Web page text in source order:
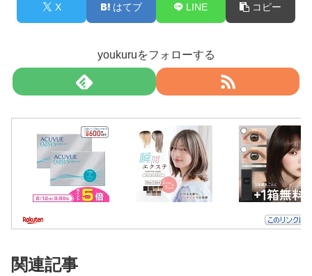
X はてブ LINE コピー
youkuruをフォローする
関連記事